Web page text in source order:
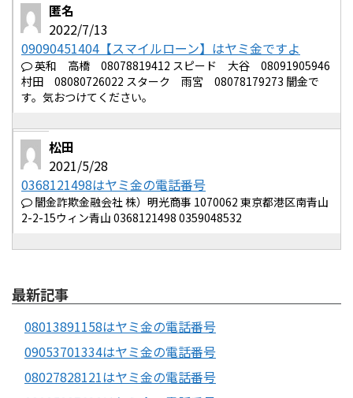
匿名
2022/7/13
09090451404【スマイルローン】はヤミ金ですよ
英和 高橋 08078819412 スピード 大谷 08091905946
村田 08080726022 スターク 雨宮 08078179273 闇金で
す。気おつけてください。
松田
2021/5/28
0368121498はヤミ金の電話番号
闇金詐欺金融会社 株）明光商事 1070062 東京都港区南青山
2-2-15ウィン青山 0368121498 0359048532
最新記事
08013891158はヤミ金の電話番号
09053701334はヤミ金の電話番号
08027828121はヤミ金の電話番号